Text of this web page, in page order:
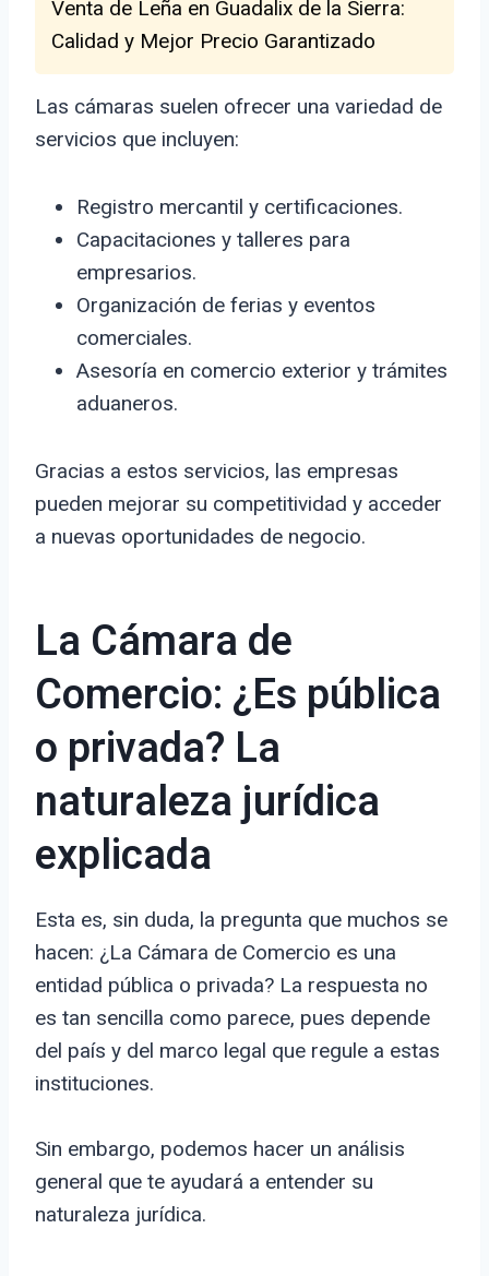
Venta de Leña en Guadalix de la Sierra:
Calidad y Mejor Precio Garantizado
Las cámaras suelen ofrecer una variedad de
servicios que incluyen:
Registro mercantil y certificaciones.
Capacitaciones y talleres para
empresarios.
Organización de ferias y eventos
comerciales.
Asesoría en comercio exterior y trámites
aduaneros.
Gracias a estos servicios, las empresas
pueden mejorar su competitividad y acceder
a nuevas oportunidades de negocio.
La Cámara de
Comercio: ¿Es pública
o privada? La
naturaleza jurídica
explicada
Esta es, sin duda, la pregunta que muchos se
hacen: ¿La Cámara de Comercio es una
entidad pública o privada? La respuesta no
es tan sencilla como parece, pues depende
del país y del marco legal que regule a estas
instituciones.
Sin embargo, podemos hacer un análisis
general que te ayudará a entender su
naturaleza jurídica.